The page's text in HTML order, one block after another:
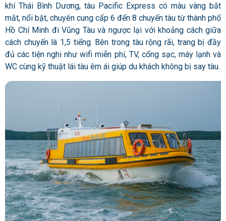
khí Thái Bình Dương, tàu Pacific Express có màu vàng bắt
mắt, nổi bật, chuyên cung cấp 6 đến 8 chuyến tàu từ thành phố
Hồ Chí Minh đi Vũng Tàu và ngược lại với khoảng cách giữa
cách chuyến là 1,5 tiếng. Bên trong tàu rộng rãi, trang bị đầy
đủ các tiện nghi như wifi miễn phí, TV, cổng sạc, máy lạnh và
WC cùng kỹ thuật lái tàu êm ái giúp du khách không bị say tàu.